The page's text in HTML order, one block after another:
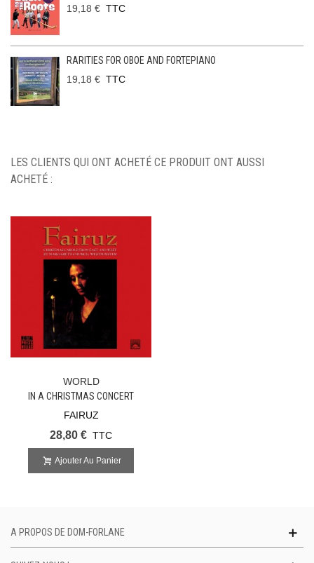
19,18 € TTC
RARITIES FOR OBOE AND FORTEPIANO
19,18 € TTC
LES CLIENTS QUI ONT ACHETÉ CE PRODUIT ONT AUSSI
ACHETÉ :
WORLD
IN A CHRISTMAS CONCERT
FAIRUZ
28,80 € TTC
Ajouter Au Panier
A PROPOS DE DOM-FORLANE